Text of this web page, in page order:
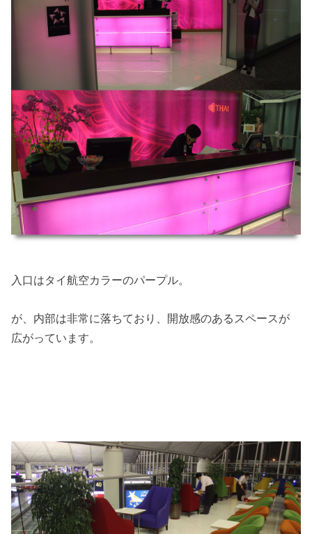
入口はタイ航空カラーのパープル。
が、内部は非常に落ちており、開放感のあるスペースが
広がっています。